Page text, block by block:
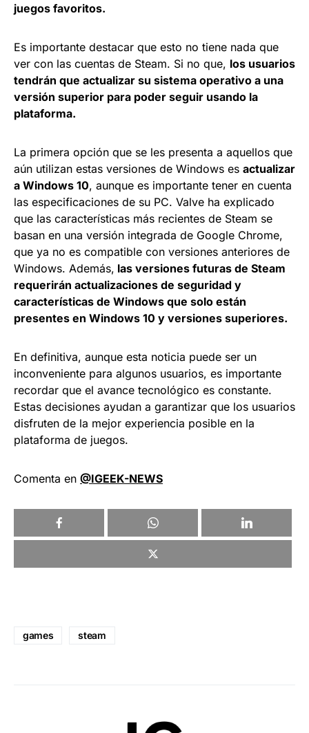
juegos favoritos.
Es importante destacar que esto no tiene nada que
ver con las cuentas de Steam. Si no que, los usuarios
tendrán que actualizar su sistema operativo a una
versión superior para poder seguir usando la
plataforma.
La primera opción que se les presenta a aquellos que
aún utilizan estas versiones de Windows es actualizar
a Windows 10, aunque es importante tener en cuenta
las especificaciones de su PC. Valve ha explicado
que las características más recientes de Steam se
basan en una versión integrada de Google Chrome,
que ya no es compatible con versiones anteriores de
Windows. Además, las versiones futuras de Steam
requerirán actualizaciones de seguridad y
características de Windows que solo están
presentes en Windows 10 y versiones superiores.
En definitiva, aunque esta noticia puede ser un
inconveniente para algunos usuarios, es importante
recordar que el avance tecnológico es constante.
Estas decisiones ayudan a garantizar que los usuarios
disfruten de la mejor experiencia posible en la
plataforma de juegos.
Comenta en @IGEEK-NEWS
games steam